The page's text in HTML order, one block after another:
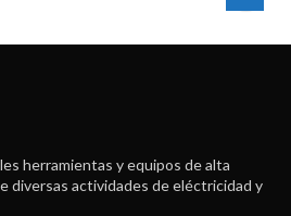
herramientas y equipos de alta
diversas actividades de eléctricidad y